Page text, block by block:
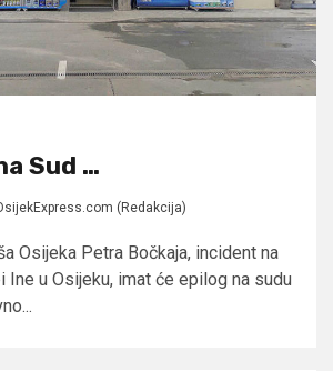
Sud …
(Redakcija)
Osijeka Petra Bočkaja, incident na
Ine u Osijeku, imat će epilog na sudu